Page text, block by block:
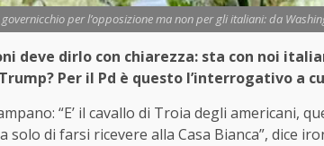
per l’opposizione ma non per gli italiani: da
deve dirlo con chiarezza: sta con noi
Per il Pd è questo l’interrogativo a
“E’ il cavallo di Troia degli americani,
solo di farsi ricevere alla Casa Bianca”, dice